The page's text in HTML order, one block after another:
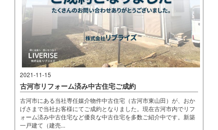
2021-11-15
古河市リフォーム済み中古住宅ご成約
古河市にある当社専任媒介物件中古住宅（古河市東山田）が、おか
げさまで当社お客様にてご成約となりました。現在古河市内でリフ
ォーム済み中古住宅など優良な中古住宅を多数ご紹介中です。新築
一戸建て（建売...